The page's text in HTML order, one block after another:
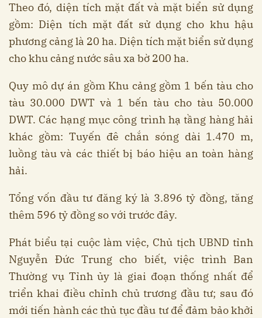
Theo đó, diện tích mặt đất và mặt biển sử dụng
gồm: Diện tích mặt đất sử dụng cho khu hậu
phương cảng là 20 ha. Diện tích mặt biển sử dụng
cho khu cảng nước sâu xa bờ 200 ha.
Quy mô dự án gồm Khu cảng gồm 1 bến tàu cho
tàu 30.000 DWT và 1 bến tàu cho tàu 50.000
DWT. Các hạng mục công trình hạ tầng hàng hải
khác gồm: Tuyến đê chắn sóng dài 1.470 m,
luồng tàu và các thiết bị báo hiệu an toàn hàng
hải.
Tổng vốn đầu tư đăng ký là 3.896 tỷ đồng, tăng
thêm 596 tỷ đồng so với trước đây.
Phát biểu tại cuộc làm việc, Chủ tịch UBND tỉnh
Nguyễn Đức Trung cho biết, việc trình Ban
Thường vụ Tỉnh ủy là giai đoạn thống nhất để
triển khai điều chỉnh chủ trương đầu tư; sau đó
mới tiến hành các thủ tục đầu tư để đảm bảo khởi